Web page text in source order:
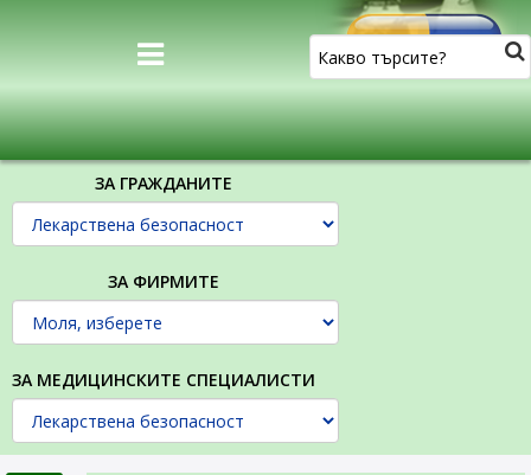
ЗА ГРАЖДАНИТЕ
ЗА ФИРМИТЕ
ЗА МЕДИЦИНСКИТЕ СПЕЦИАЛИСТИ